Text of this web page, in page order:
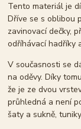
Tento materiál je
Dříve se s oblibou
zavinovací dečky,
odříhávací hadříky
V současnosti se
na oděvy. Díky
že je ze dvou
průhledná a není
šaty a sukně,